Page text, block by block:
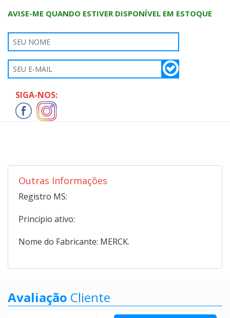
AVISE-ME QUANDO ESTIVER DISPONÍVEL EM ESTOQUE
SIGA-NOS:
Outras Informações
Registro MS:
Princípio ativo:
Nome do Fabricante: MERCK.
Avaliação Cliente